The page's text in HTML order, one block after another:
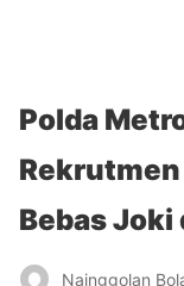
Polda
Bebas Joki
Nainggolan